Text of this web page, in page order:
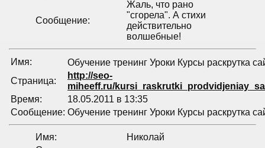
Сообщение:
Жаль, что рано
"сгорела". А стихи
действительно
волшебные!
Имя:
Обучение тренинг Уроки Курсы раскрутка
Страница:
http://seo-
miheeff.ru/
Время:
18.05.2011 в 13:35
Сообщение: Обучение тренинг Уроки Курсы раскрутка
Имя:
Николай